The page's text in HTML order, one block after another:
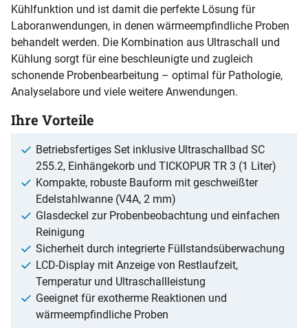
Kühlfunktion und ist damit die perfekte Lösung für
Laboranwendungen, in denen wärmeempfindliche Proben
behandelt werden. Die Kombination aus Ultraschall und
Kühlung sorgt für eine beschleunigte und zugleich
schonende Probenbearbeitung – optimal für Pathologie,
Analyselabore und viele weitere Anwendungen.
Ihre Vorteile
Betriebsfertiges Set inklusive Ultraschallbad SC
255.2, Einhängekorb und TICKOPUR TR 3 (1 Liter)
Kompakte, robuste Bauform mit geschweißter
Edelstahlwanne (V4A, 2 mm)
Glasdeckel zur Probenbeobachtung und einfachen
Reinigung
Sicherheit durch integrierte Füllstandsüberwachung
LCD-Display mit Anzeige von Restlaufzeit,
Temperatur und Ultraschallleistung
Geeignet für exotherme Reaktionen und
wärmeempfindliche Proben